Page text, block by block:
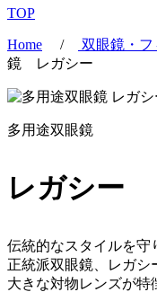
TOP
Home / 双眼鏡・
鏡 レガシー
多用途双眼鏡
レガシー
伝統的なスタイルを守
正統派双眼鏡、レガシ
大きな対物レンズが特